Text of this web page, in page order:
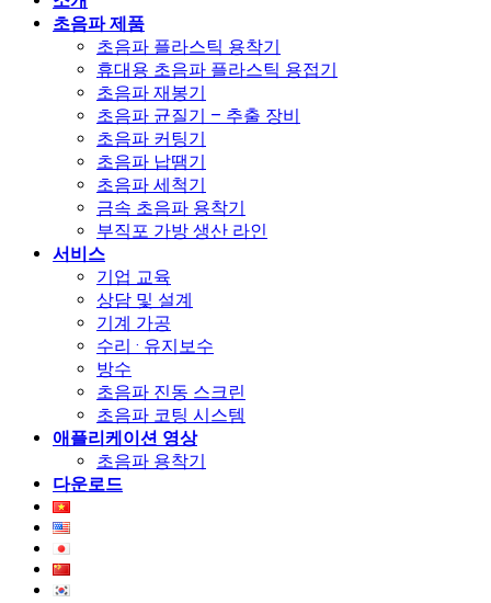
초음파 제품
초음파 플라스틱 용착기
휴대용 초음파 플라스틱 용접기
초음파 재봉기
초음파 균질기 – 추출 장비
초음파 커팅기
초음파 납땜기
초음파 세척기
금속 초음파 용착기
부직포 가방 생산 라인
서비스
기업 교육
상담 및 설계
기계 가공
수리 · 유지보수
방수
초음파 진동 스크린
초음파 코팅 시스템
애플리케이션 영상
초음파 용착기
다운로드